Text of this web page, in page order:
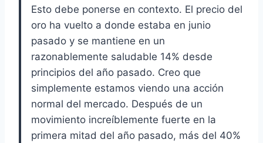
Esto debe ponerse en contexto. El precio del
oro ha vuelto a donde estaba en junio
pasado y se mantiene en un
razonablemente saludable 14% desde
principios del año pasado. Creo que
simplemente estamos viendo una acción
normal del mercado. Después de un
movimiento increíblemente fuerte en la
primera mitad del año pasado, más del 40%